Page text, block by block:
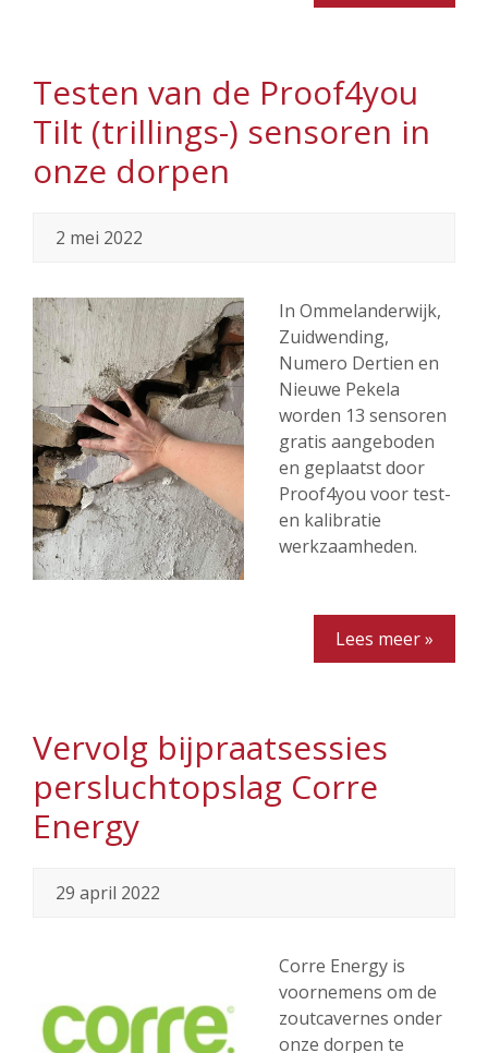
Testen van de Proof4you
Tilt (trillings-) sensoren in
onze dorpen
2 mei 2022
In Ommelanderwijk,
Zuidwending,
Numero Dertien en
Nieuwe Pekela
worden 13 sensoren
gratis aangeboden
en geplaatst door
Proof4you voor test-
en kalibratie
werkzaamheden.
Lees meer »
Vervolg bijpraatsessies
persluchtopslag Corre
Energy
29 april 2022
Corre Energy is
voornemens om de
zoutcavernes onder
onze dorpen te